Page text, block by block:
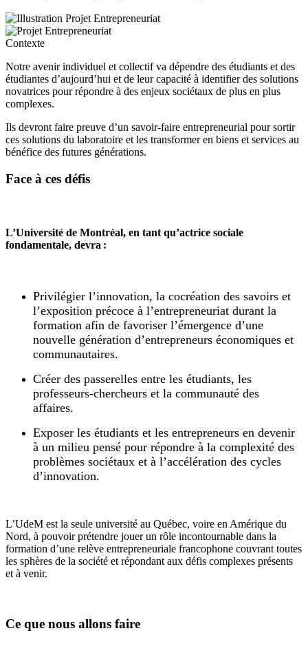
Contexte
Notre avenir individuel et collectif va dépendre des étudiants et des
étudiantes d’aujourd’hui et de leur capacité à identifier des solutions
novatrices pour répondre à des enjeux sociétaux de plus en plus
complexes.
Ils devront faire preuve d’un savoir-faire entrepreneurial pour sortir
ces solutions du laboratoire et les transformer en biens et services au
bénéfice des futures générations.
Face à ces défis
L’Université de Montréal, en tant qu’actrice sociale
fondamentale, devra :
Privilégier l’innovation, la cocréation des savoirs et
l’exposition précoce à l’entrepreneuriat durant la
formation afin de favoriser l’émergence d’une
nouvelle génération d’entrepreneurs économiques et
communautaires.
Créer des passerelles entre les étudiants, les
professeurs-chercheurs et la communauté des
affaires.
Exposer les étudiants et les entrepreneurs en devenir
à un milieu pensé pour répondre à la complexité des
problèmes sociétaux et à l’accélération des cycles
d’innovation.
L’UdeM est la seule université au Québec, voire en Amérique du
Nord, à pouvoir prétendre jouer un rôle incontournable dans la
formation d’une relève entrepreneuriale francophone couvrant toutes
les sphères de la société et répondant aux défis complexes présents
et à venir.
Ce que nous allons faire